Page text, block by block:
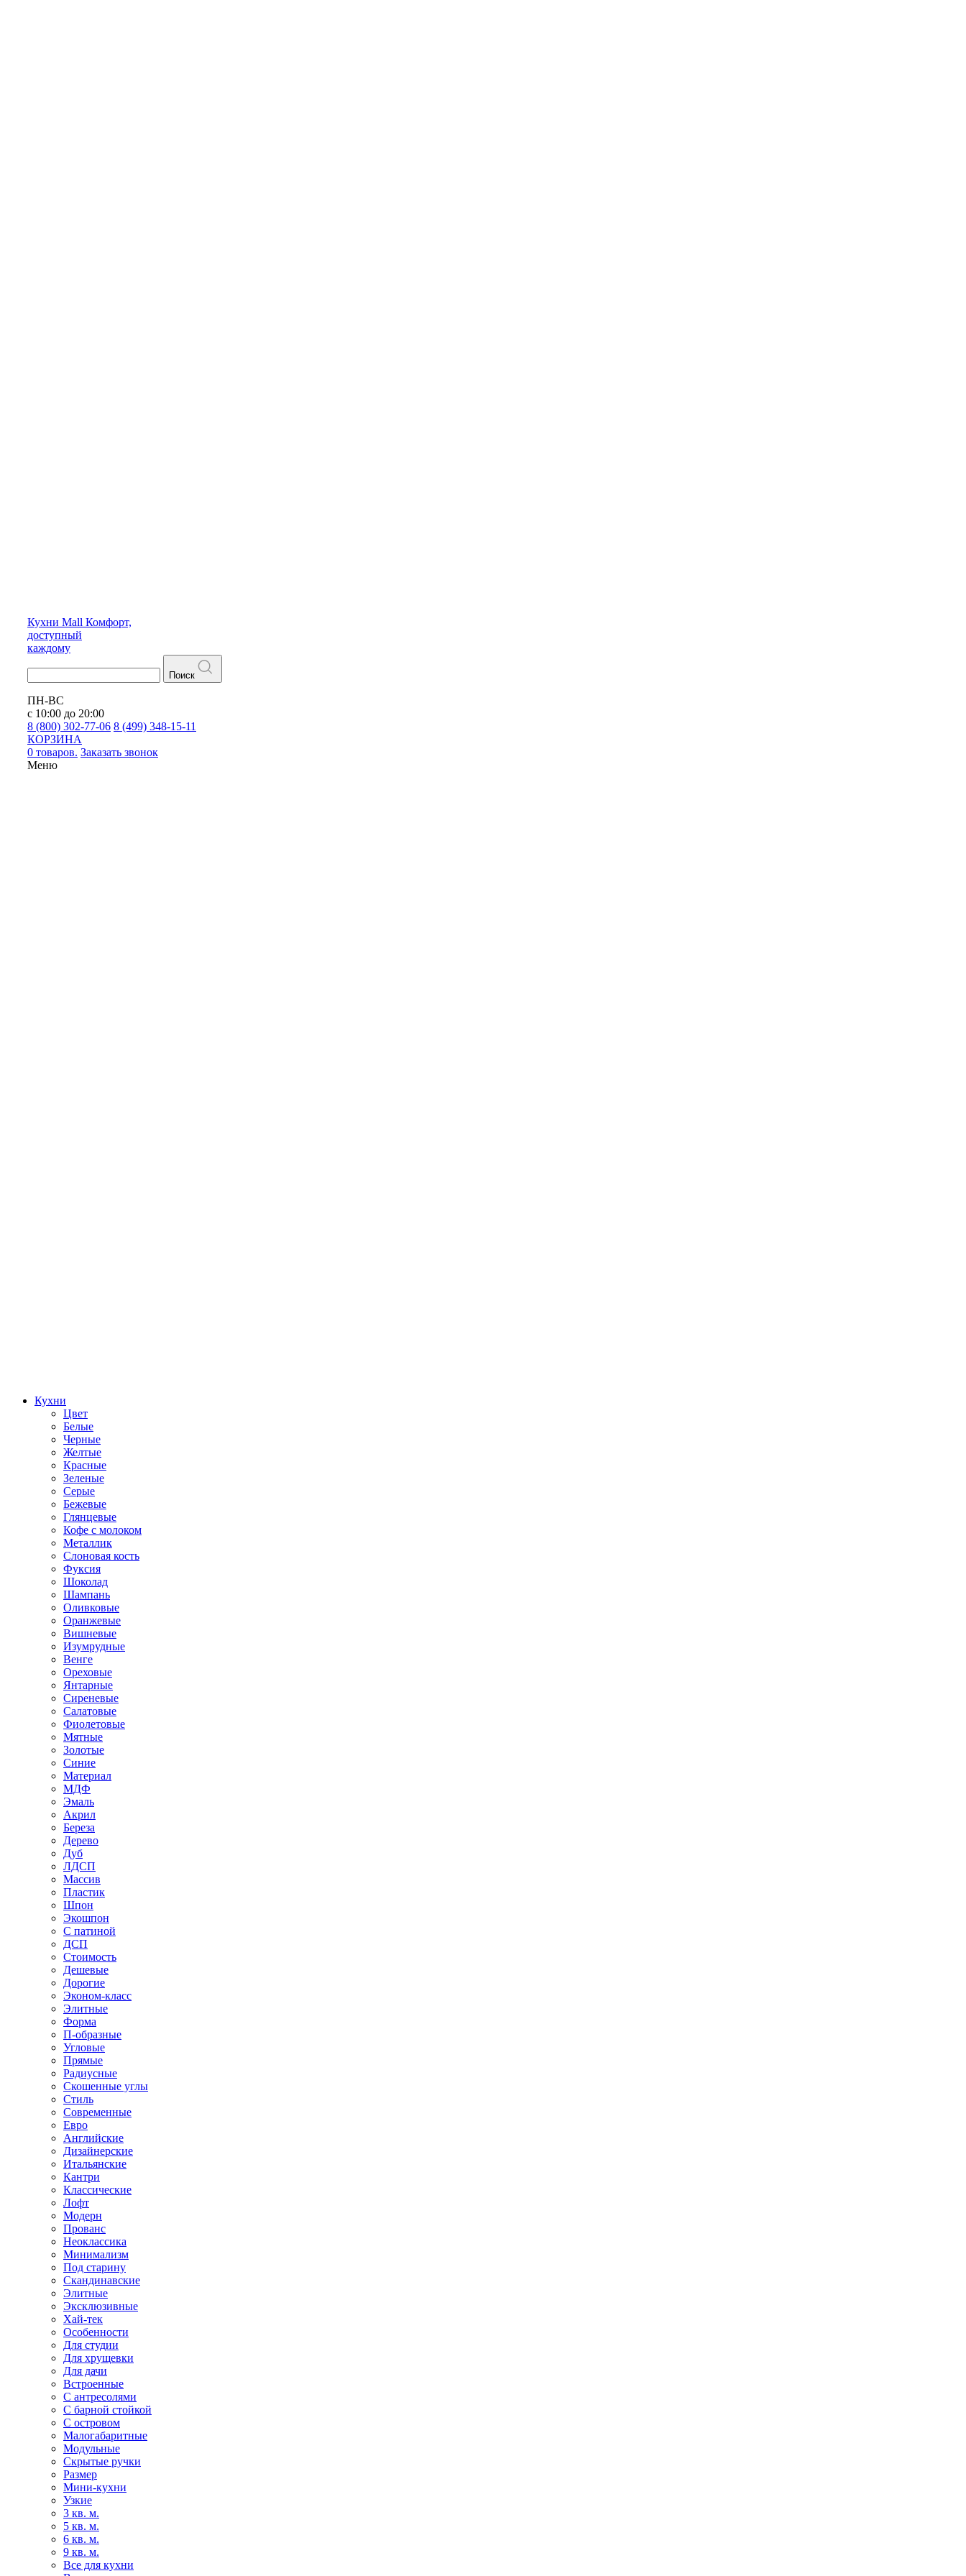
Кухни Mall Комфорт,
доступный
каждому
Поиск
ПН-ВС
с 10:00 до 20:00
8 (800) 302-77-06 8 (499) 348-15-11
КОРЗИНА
0 товаров. Заказать звонок
Меню
Кухни
Цвет
Белые
Черные
Желтые
Красные
Зеленые
Серые
Бежевые
Глянцевые
Кофе с молоком
Металлик
Слоновая кость
Фуксия
Шоколад
Шампань
Оливковые
Оранжевые
Вишневые
Изумрудные
Венге
Ореховые
Янтарные
Сиреневые
Салатовые
Фиолетовые
Мятные
Золотые
Синие
Материал
МДФ
Эмаль
Акрил
Береза
Дерево
Дуб
ЛДСП
Массив
Пластик
Шпон
Экошпон
С патиной
ДСП
Стоимость
Дешевые
Дорогие
Эконом-класс
Элитные
Форма
П-образные
Угловые
Прямые
Радиусные
Скошенные углы
Стиль
Современные
Евро
Английские
Дизайнерские
Итальянские
Кантри
Классические
Лофт
Модерн
Прованс
Неоклассика
Минимализм
Под старину
Скандинавские
Элитные
Эксклюзивные
Хай-тек
Особенности
Для студии
Для хрущевки
Для дачи
Встроенные
С антресолями
С барной стойкой
С островом
Малогабаритные
Модульные
Скрытые ручки
Размер
Мини-кухни
Узкие
3 кв. м.
5 кв. м.
6 кв. м.
9 кв. м.
Все для кухни